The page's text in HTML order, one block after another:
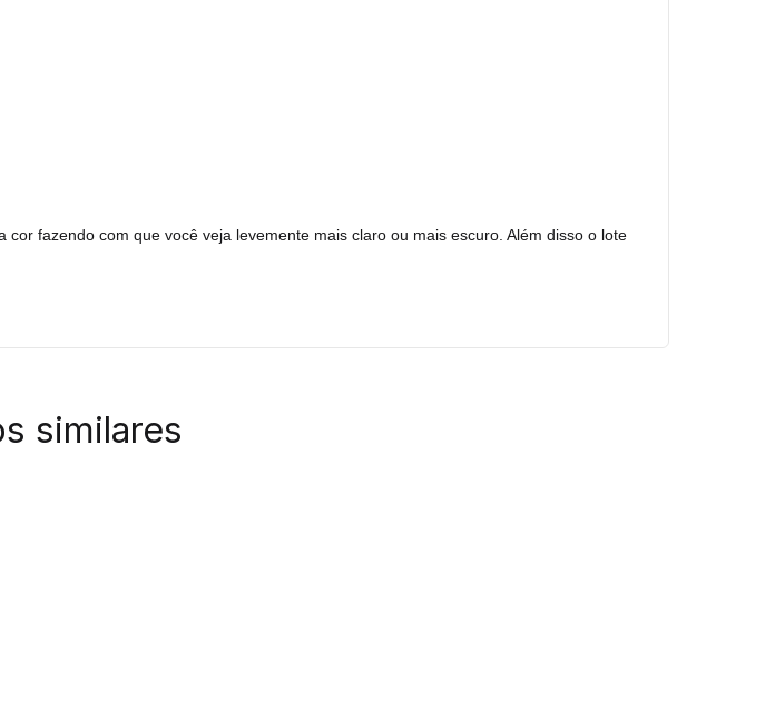
fazendo com que você veja levemente mais claro ou mais escuro. Além disso o lote
similares